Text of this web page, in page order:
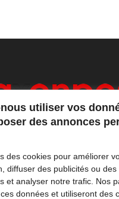
utiliser vos
des annonces
des cookies pour améliorer
diffuser des publicités ou des
et analyser notre trafic. Nos
données et utiliseront des
Notre équipe de
quotidiennement de suivre
France et à l'international.